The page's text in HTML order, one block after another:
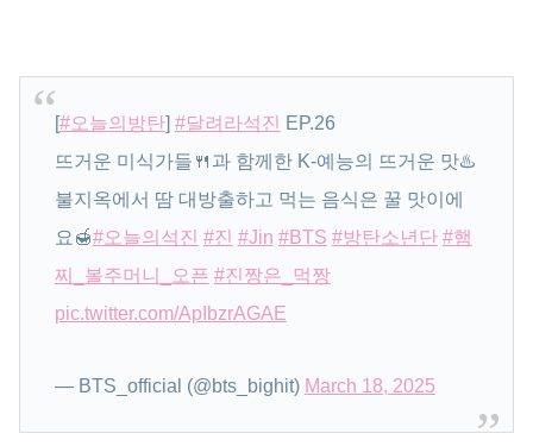
[#오늘의방탄] #달려라석진
EP.26
뜨거운 미식가들🍴과 함께한 K-예능의 뜨거운 맛♨️
불지옥에서 땀 대방출하고 먹는 음식은 꿀 맛이에
요🍯#오늘의석진 #진 #Jin #BTS #방탄소년단 #햄
찌_볼주머니_오픈 #진짱은_먹짱
pic.twitter.com/ApIbzrAGAE
— BTS_official (@bts_bighit) March 18, 2025